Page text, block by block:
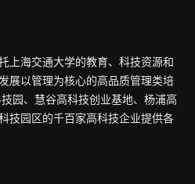
上海交通大学的教育、科技资源和
展以管理为核心的高品质管理类培
园、慧谷高科技创业基地、杨浦高
技园区的千百家高科技企业提供各